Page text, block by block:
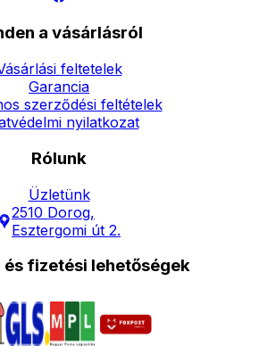
a vásárlásról
feltetelek
Garancia
szerződési feltételek
nyilatkozat
Rólunk
Üzletünk
2510 Dorog,
Esztergomi út 2.
és fizetési lehetőségek